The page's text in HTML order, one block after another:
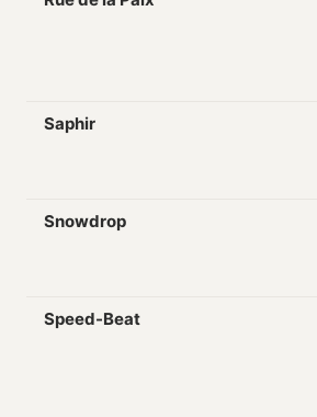
Saphir
Snowdrop
Speed-Beat